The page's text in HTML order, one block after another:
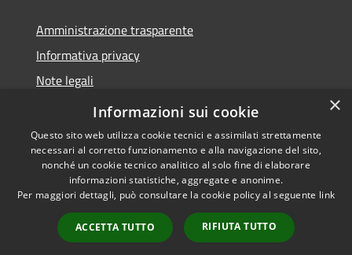
Amministrazione trasparente
Informativa privacy
Note legali
Dichiarazione di accessibilità
Accessibilità
Copyright © 2026 • Comune di
Spoleto • Powered by
Municipium•
Accesso
redazione
×
Informazioni sui cookie
Questo sito web utilizza cookie tecnici e assimilati strettamente
necessari al corretto funzionamento e alla navigazione del sito,
nonché un cookie tecnico analitico al solo fine di elaborare
informazioni statistiche, aggregate e anonime.
Per maggiori dettagli, può consultare la cookie policy al seguente link
ACCETTA TUTTO RIFIUTA TUTTO